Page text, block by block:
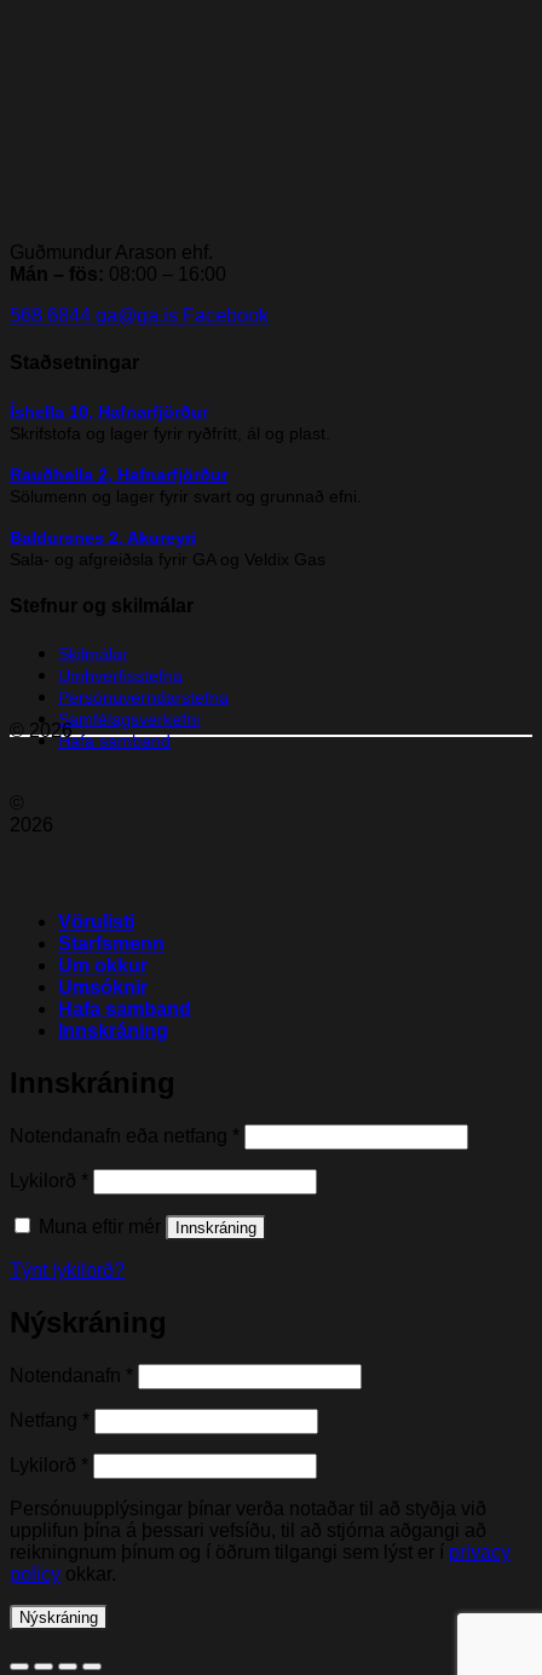
Guðmundur Arason ehf.
Mán – fös: 08:00 – 16:00
568 6844 ga@ga.is Facebook
Staðsetningar
Íshella 10, Hafnarfjörður
Skrifstofa og lager fyrir ryðfrítt, ál og plast.
Rauðhella 2, Hafnarfjörður
Sölumenn og lager fyrir svart og grunnað efni.
Baldursnes 2, Akureyri
Sala- og afgreiðsla fyrir GA og Veldix Gas
Stefnur og skilmálar
Skilmálar
Umhverfisstefna
Persónuverndarstefna
Samfélagsverkefni
Hafa samband
© 2026
©
2026
Vörulisti
Starfsmenn
Um okkur
Umsóknir
Hafa samband
Innskráning
Innskráning
Notendanafn eða netfang *
Lykilorð *
Muna eftir mér Innskráning
Týnt lykilorð?
Nýskráning
Notendanafn *
Netfang *
Lykilorð *
Persónuupplýsingar þínar verða notaðar til að styðja við
upplifun þína á þessari vefsíðu, til að stjórna aðgangi að
reikningnum þínum og í öðrum tilgangi sem lýst er í privacy
policy okkar.
Nýskráning